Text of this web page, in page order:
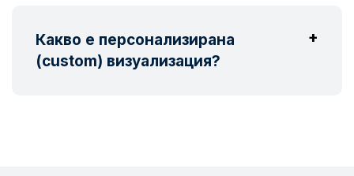
Какво е персонализирана
(custom) визуализация?